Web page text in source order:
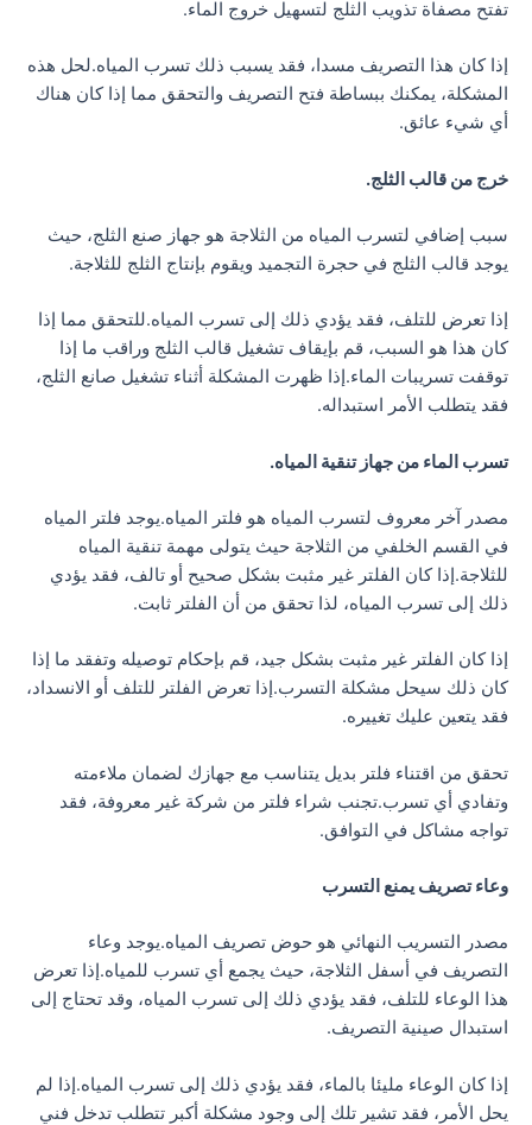
تفتح مصفاة تذويب الثلج لتسهيل خروج الماء.
إذا كان هذا التصريف مسدا، فقد يسبب ذلك تسرب المياه.لحل هذه
المشكلة، يمكنك ببساطة فتح التصريف والتحقق مما إذا كان هناك
أي شيء عائق.
خرج من قالب الثلج.
سبب إضافي لتسرب المياه من الثلاجة هو جهاز صنع الثلج، حيث
يوجد قالب الثلج في حجرة التجميد ويقوم بإنتاج الثلج للثلاجة.
إذا تعرض للتلف، فقد يؤدي ذلك إلى تسرب المياه.للتحقق مما إذا
كان هذا هو السبب، قم بإيقاف تشغيل قالب الثلج وراقب ما إذا
توقفت تسريبات الماء.إذا ظهرت المشكلة أثناء تشغيل صانع الثلج،
فقد يتطلب الأمر استبداله.
تسرب الماء من جهاز تنقية المياه.
مصدر آخر معروف لتسرب المياه هو فلتر المياه.يوجد فلتر المياه
في القسم الخلفي من الثلاجة حيث يتولى مهمة تنقية المياه
للثلاجة.إذا كان الفلتر غير مثبت بشكل صحيح أو تالف، فقد يؤدي
ذلك إلى تسرب المياه، لذا تحقق من أن الفلتر ثابت.
إذا كان الفلتر غير مثبت بشكل جيد، قم بإحكام توصيله وتفقد ما إذا
كان ذلك سيحل مشكلة التسرب.إذا تعرض الفلتر للتلف أو الانسداد،
فقد يتعين عليك تغييره.
تحقق من اقتناء فلتر بديل يتناسب مع جهازك لضمان ملاءمته
وتفادي أي تسرب.تجنب شراء فلتر من شركة غير معروفة، فقد
تواجه مشاكل في التوافق.
وعاء تصريف يمنع التسرب
مصدر التسريب النهائي هو حوض تصريف المياه.يوجد وعاء
التصريف في أسفل الثلاجة، حيث يجمع أي تسرب للمياه.إذا تعرض
هذا الوعاء للتلف، فقد يؤدي ذلك إلى تسرب المياه، وقد تحتاج إلى
استبدال صينية التصريف.
إذا كان الوعاء مليئا بالماء، فقد يؤدي ذلك إلى تسرب المياه.إذا لم
يحل الأمر، فقد تشير تلك إلى وجود مشكلة أكبر تتطلب تدخل فني